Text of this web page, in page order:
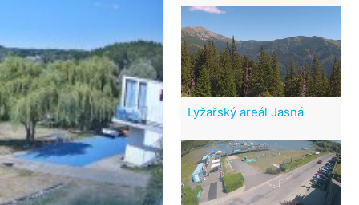
Lyžařský areál Jasná